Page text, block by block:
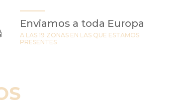
Enviamos a toda Europa
A LAS 19 ZONAS EN LAS QUE ESTAMOS
PRESENTES